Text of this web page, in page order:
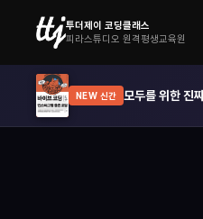
투더제이 코딩클래스
피라스튜디오 원격평생교육원
NEW 신간 모두를 위한 진